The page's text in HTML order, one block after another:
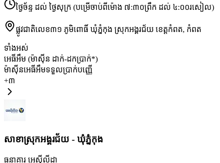
ថ្ងៃច័ន្ទ ដល់ ថ្ងៃសុក្រ (បម្រើចាប់ពីម៉ោង ៧:៣០ព្រឹក ដល់ ៤:០០រសៀល)
ផ្លូវជាតិលេខ៣១ ភូមិពោធិ៍ ឃុំភ្នំកុង ស្រុកអង្គរជ័យ ខេត្តកំពត, កំពត
ទាំងអស់
អេធីអឹម (ម៉ាស៊ីន ដាក់-ដកប្រាក់*)
ម៉ាស៊ីនអេធីអឹមទទួលប្រាក់បញ្ញើ
+៣
សាខា​ស្រុកអង្គរជ័យ - ឃុំភ្នំកុង
ធនាគារ អេស៊ីលីដា